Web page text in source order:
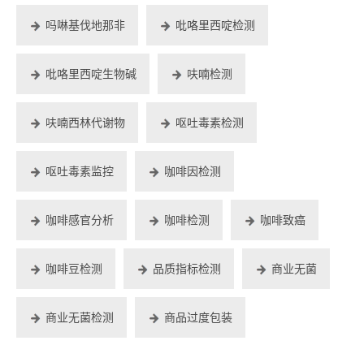
吗啉基伐地那非 吡咯里西啶检测
吡咯里西啶生物碱 呋喃检测
呋喃西林代谢物 呕吐毒素检测
呕吐毒素监控 咖啡因检测
咖啡感官分析 咖啡检测 咖啡致癌
咖啡豆检测 品质指标检测 商业无菌
商业无菌检测 商品过度包装